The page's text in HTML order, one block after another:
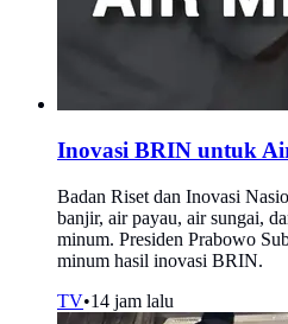
Inovasi BRIN untuk
Badan Riset dan Inovasi
banjir, air payau, air sungai,
minum. Presiden Prabowo
minum hasil inovasi BRIN.
TV•14 jam lalu